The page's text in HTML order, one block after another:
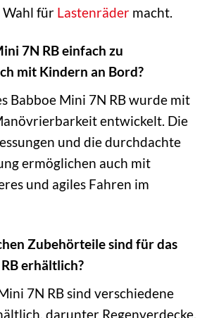
für Lastenräder macht.
7N RB einfach zu
mit Kindern an Bord?
Babboe Mini 7N RB wurde mit
entwickelt. Die
und die durchdachte
ermöglichen auch mit
und agiles Fahren im
Zubehörteile sind für das
erhältlich?
7N RB sind verschiedene
darunter Regenverdecke,